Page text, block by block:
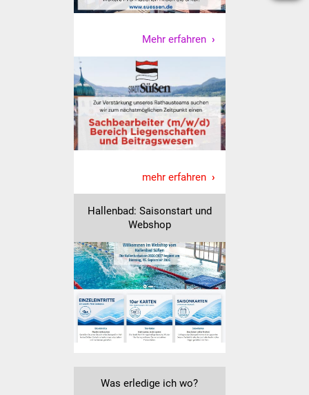
Haushalt & Infos
Wirtschaftsförderung
Gewerbeimmobilien
IKG Auen
Ausschreibungen
Öffentliche
Ausschreibung
Europaweite
Ausschreibung
Beschränkte
Ausschreibung
Freihändige Vergabe
Gewerbe - Selbsteintrag
Mehr erfahren
mehr erfahren
Hallenbad: Saisonstart und
Webshop
Was erledige ich wo?